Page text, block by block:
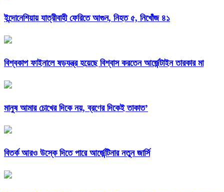
ইন্দোনেশিয়ায় যাত্রীবাহী ফেরিতে আগুন, নিহত ৫, নিখোঁজ ৪১
বিশ্বকাপ ফাইনালে ষড়যন্ত্র হয়েছে বিশ্বাস করতেন আর্জেন্টাইন তারকার মা
মানুষ আমার চোখের দিকে নয়, ব্রণের দিকেই তাকাত’
বিতর্ক আরও উস্কে দিতে পারে আর্জেন্টিনার নতুন জার্সি